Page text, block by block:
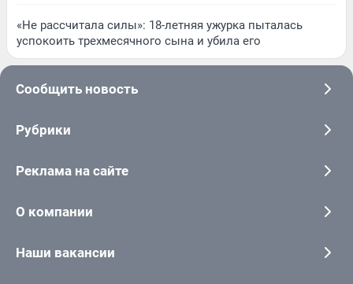
«Не рассчитала силы»: 18-летняя ужурка пыталась
успокоить трехмесячного сына и убила его
Сообщить новость
Рубрики
Реклама на сайте
О компании
Наши вакансии